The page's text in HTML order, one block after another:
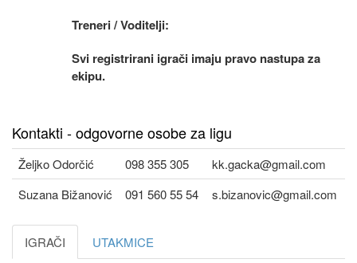
Treneri / Voditelji:
Svi registrirani igrači imaju pravo nastupa za
ekipu.
Kontakti - odgovorne osobe za ligu
Željko Odorčić 098 355 305
kk.gacka@gmail.com
Suzana Bižanović
091 560 55 54 s.bizanovic@gmail.com
IGRAČI UTAKMICE